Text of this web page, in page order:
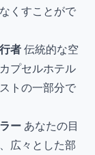
くすことがで
者伝統的な空
プセルホテル
トの一部分で
ー あなたの目
広々とした部